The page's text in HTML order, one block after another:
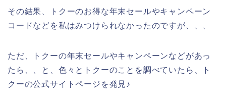
その結果、トクーのお得な年末セールやキャンペーン
コードなどを私はみつけられなかったのですが、、、
ただ、トクーの年末セールやキャンペーンなどがあっ
たら、、と、色々とトクーのことを調べていたら、ト
クーの公式サイトページを発見♪